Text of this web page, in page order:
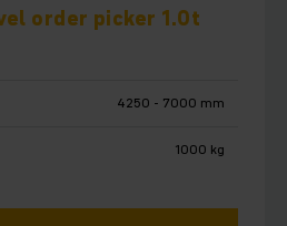
order picker 1.0t
4250 - 7000 mm
1000 kg